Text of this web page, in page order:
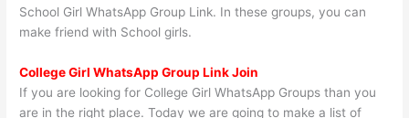
School Girl WhatsApp Group Link. In these groups, you can
make friend with School girls.
College Girl WhatsApp Group Link Join
If you are looking for College Girl WhatsApp Groups than you
are in the right place. Today we are going to make a list of